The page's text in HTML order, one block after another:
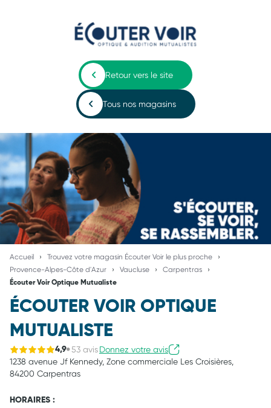
Retour vers le site
Tous nos magasins
Accueil
Trouvez votre magasin Écouter Voir le plus proche
Provence-Alpes-Côte d'Azur
Vaucluse Carpentras
Écouter Voir Optique Mutualiste
ÉCOUTER VOIR OPTIQUE
MUTUALISTE
4,9 53 avisDonnez votre avis
1238 avenue Jf Kennedy, Zone commerciale Les Croisières,
84200 Carpentras
HORAIRES :